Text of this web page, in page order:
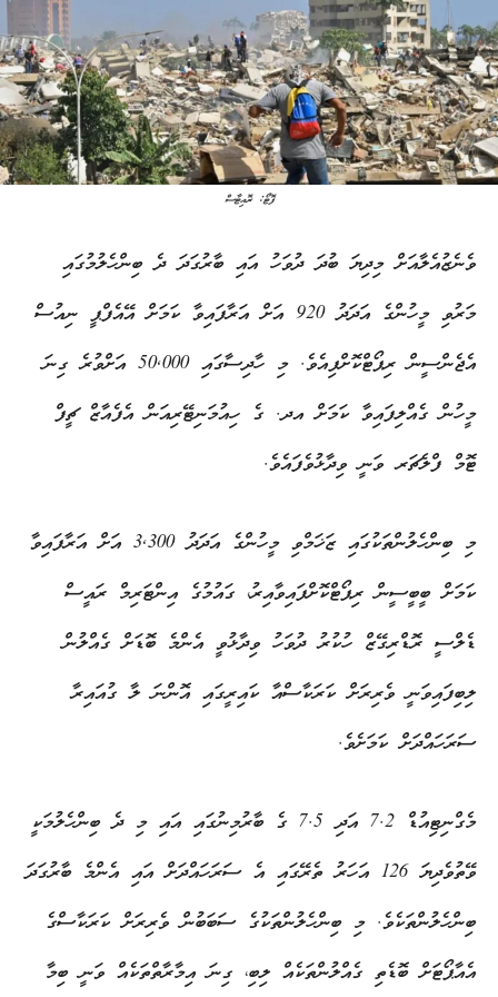
ފޮޓޯ: ރޮއިޓާސް
ވެނެޒުއެލާއަށް މިދިޔަ ބުދަ ދުވަހު އައި ބާރުގަދަ ދެ ބިންހެލުމުގައި
މަރުވި މީހުންގެ އަދަދު 920 އަށް އަރާފައިވާ ކަމަށް އޭއެފްޕީ ނިއުސް
އެޖެންސީން ރިޕޯޓްކޮށްފިއެވެ. މި ހާދިސާގައި 50,000 އަށްވުރެ ގިނަ
މީހުން ގެއްލިފައިވާ ކަމަށް އދ. ގެ ހިއުމަނިޓޭރިއަން އެފެއާޒް ޗީފް
ޓޮމް ފްލެޗަރ ވަނީ ވިދާޅުވެފައެވެ.
މި ބިންހެލުންތަކުގައި ޒަޚަމްވި މީހުންގެ އަދަދު 3,300 އަށް އަރާފައިވާ
ކަމަށް ބީބީސީން ރިޕޯޓްކޮށްފައިވާއިރު، ގައުމުގެ އިންޓަރިމް ރައީސް
ޑެލްސީ ރޮޑްރިގޭޒް ހުކުރު ދުވަހު ވިދާޅުވީ އެންމެ ބޮޑަށް ގެއްލުން
ލިބިފައިވަނީ ވެރިރަށް ކަރަކާސްއާ ކައިރީގައި އޮންނަ ލާ ގުއައިރާ
ސަރަހައްދަށް ކަމަށެވެ.
މެގްނިޓިއުޑް 7.2 އަދި 7.5 ގެ ބާރުމިނުގައި އައި މި ދެ ބިންހެލުމަކީ
ވޭތުވެދިޔަ 126 އަހަރު ތެރޭގައި އެ ސަރަހައްދަށް އައި އެންމެ ބާރުގަދަ
ބިންހެލުންތަކެވެ. މި ބިންހެލުންތަކުގެ ސަބަބުން ވެރިރަށް ކަރަކާސްގެ
އެއާޕޯޓަށް ބޮޑެތި ގެއްލުންތަކެއް ލިބި، ގިނަ އިމާރާތްތަކެއް ވަނީ ބިމާ